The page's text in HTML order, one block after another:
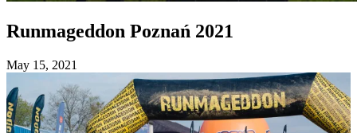
Runmageddon Poznań 2021
May 15, 2021